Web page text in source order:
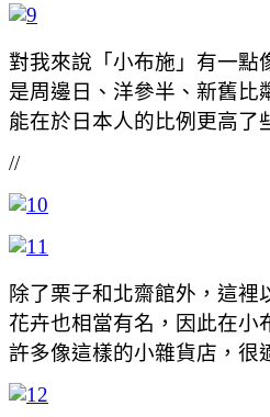
對我來說「小布施」有一點
是周邊日、洋參半、新舊比
能在於日本人的比例更高了
//
除了栗子和北齋館外，這裡
花卉也相當有名，因此在小
許多像這樣的小雜貨店，很